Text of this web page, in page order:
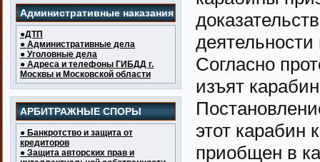
Административные наказания
●ДТП
● Административные дела
● Уголовные дела
● Адреса и телефоны ГИБДД г.
Москвы и Московской области
АРБИТРАЖНЫЕ СПОРЫ
● Банкротство и защита от
кредиторов
● Защита авторских прав и
Согласно
изъят
этот карабин
приобщен в